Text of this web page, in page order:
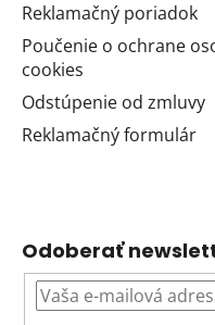
Reklamačný poriadok
Poučenie o ochrane
cookies
Odstúpenie od zmluvy
Reklamačný formulár
Odoberať